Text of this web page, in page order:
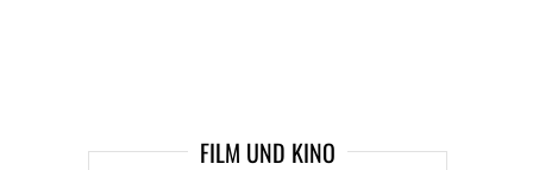
FILM UND KINO
IN DER HAUPTROLLE: DER
CHRONOGRAF! UHREN IN